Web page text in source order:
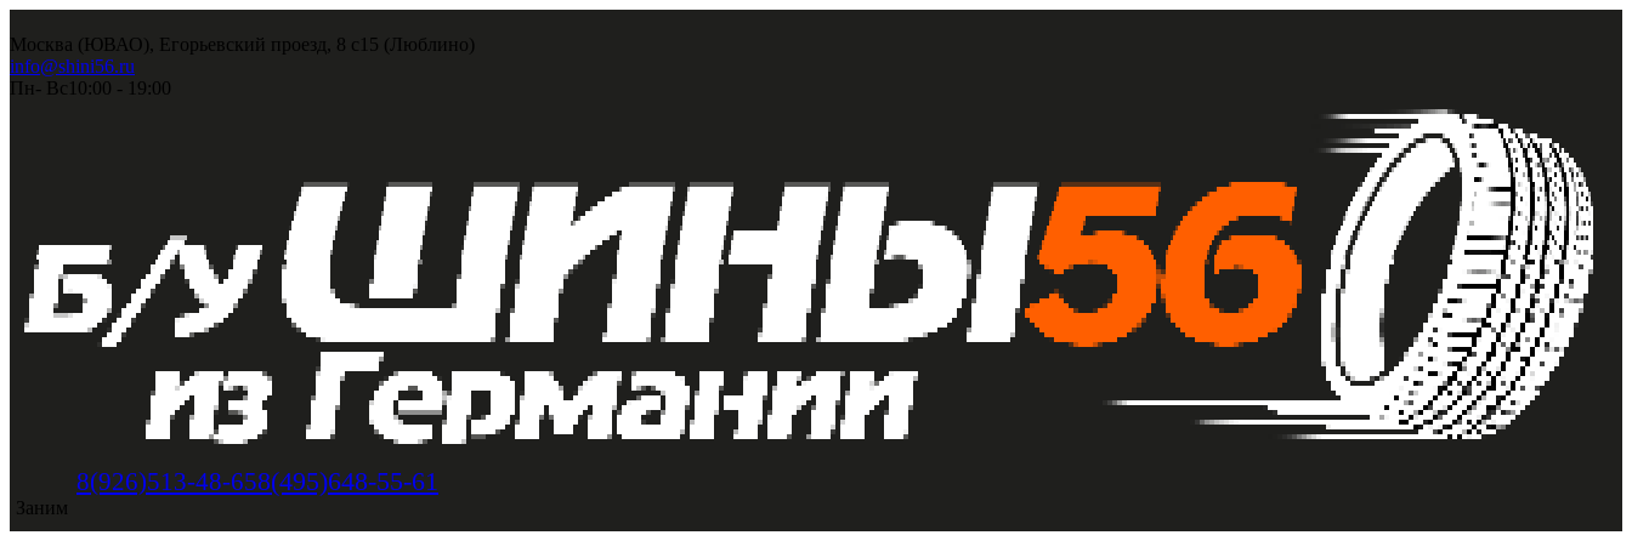
Москва (ЮВАО), Егорьевский проезд, 8 с15 (Люблино)
info@shini56.ru
Пн- Вс 10:00 - 19:00
8(926)513-48-658(495)648-55-61
Заним